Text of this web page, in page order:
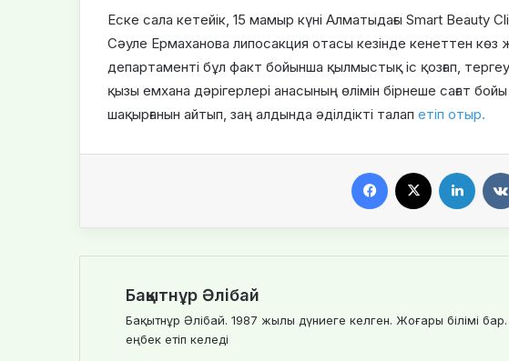
Еске сала кетейік, 15 мамыр күні Алматыдағы Smart Beauty
Сәуле Ермаханова липосакция отасы кезінде кенеттен көз
департаменті бұл факт бойынша қылмыстық іс қозғап,
қызы емхана дәрігерлері анасының өлімін бірнеше сағат
шақырғанын айтып, заң алдында әділдікті талап етіп отыр.
Бақытнұр Әлібай
Бақытнұр Әлібай. 1987 жылы дүниеге келген. Жоғары білімі
еңбек етіп келеді